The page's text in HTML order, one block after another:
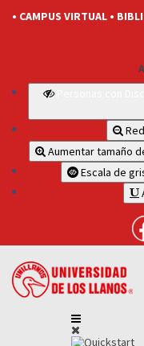
• CAMPUS VIRTUAL •
Aumentar tamaño
Escala de